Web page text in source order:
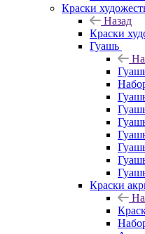
Краски
Назад
Краски
Гуашь
Краски